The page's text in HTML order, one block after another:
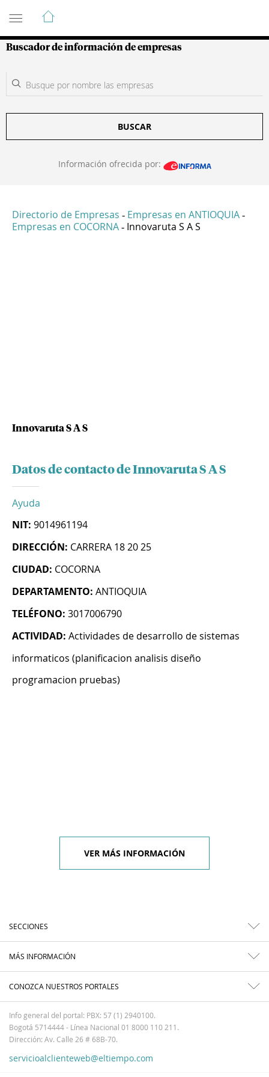
Guía de Empresas Colombianas
Buscador de información de empresas
BUSCAR
Información ofrecida por:
Directorio de Empresas - Empresas en ANTIOQUIA -
Empresas en COCORNA - Innovaruta S A S
Innovaruta S A S
Datos de contacto de Innovaruta S A S
Ayuda
NIT: 9014961194
DIRECCIÓN: CARRERA 18 20 25
CIUDAD: COCORNA
DEPARTAMENTO: ANTIOQUIA
TELÉFONO: 3017006790
ACTIVIDAD: Actividades de desarrollo de sistemas
informaticos (planificacion analisis diseño
programacion pruebas)
VER MÁS INFORMACIÓN
SECCIONES
MÁS INFORMACIÓN
CONOZCA NUESTROS PORTALES
Info general del portal: PBX: 57 (1) 2940100.
Bogotá 5714444 - Línea Nacional 01 8000 110 211.
Dirección: Av. Calle 26 # 68B-70.
servicioalclienteweb@eltiempo.com